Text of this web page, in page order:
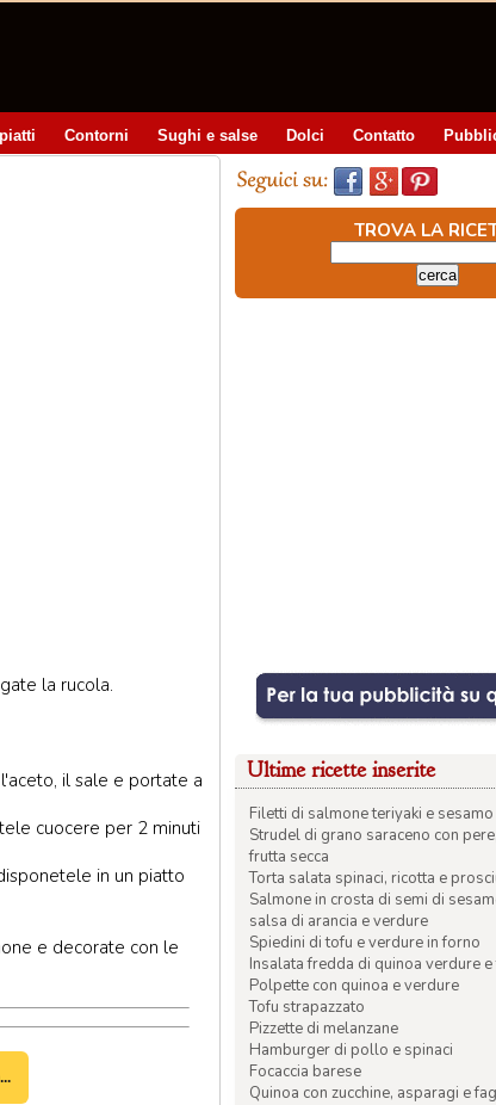
Contorni Sughi e salse Dolci Contatto
la rucola.
il sale e portate a
cuocere per 2 minuti
in un piatto
e decorate con le
TROVA LA
Ultime ricette inserite
Filetti di salmone teriyaki e sesamo
Strudel di grano saraceno con
frutta secca
Torta salata spinaci, ricotta e
Salmone in crosta di semi di
salsa di arancia e verdure
Spiedini di tofu e verdure in forno
Insalata fredda di quinoa verdure
Polpette con quinoa e verdure
Tofu strapazzato
Pizzette di melanzane
Hamburger di pollo e spinaci
Focaccia barese
Quinoa con zucchine, asparagi e